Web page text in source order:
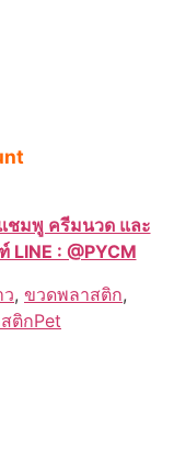
ชมพู ครีมนวด และ
: @PYCM
, ขวดพลาสติก,
ติกPet